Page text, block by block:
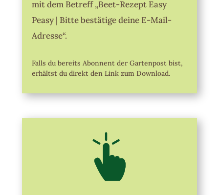
mit dem Betreff „Beet-Rezept Easy
Peasy | Bitte bestätige deine E-Mail-
Adresse“.
Falls du bereits Abonnent der Gartenpost bist,
erhältst du direkt den Link zum Download.